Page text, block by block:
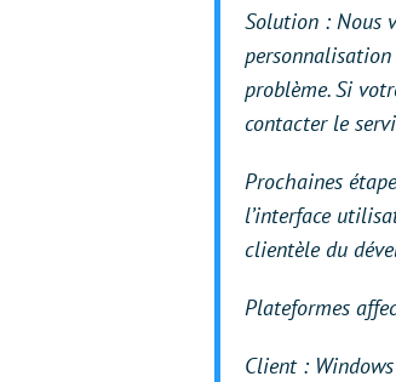
Solution : Nous
problème. Si
contacter le
Prochaines
l’interface
clientèle du
Plateformes
Client :